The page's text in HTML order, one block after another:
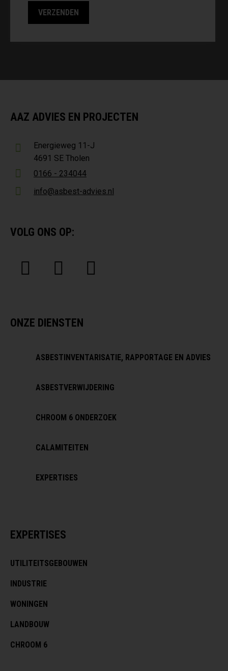
AAZ ADVIES EN PROJECTEN
Energieweg 11-J
4691 SE Tholen
0166 - 234044
info@asbest-advies.nl
VOLG ONS OP:
ONZE DIENSTEN
ASBESTINVENTARISATIE, RAPPORTAGE EN ADVIES
ASBESTVERWIJDERING
CHROOM 6 ONDERZOEK
CALAMITEITEN
EXPERTISES
EXPERTISES
UTILITEITSGEBOUWEN
INDUSTRIE
WONINGEN
LANDBOUW
CHROOM 6